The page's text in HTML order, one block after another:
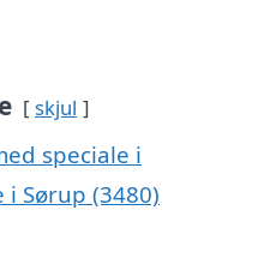
skjul
speciale i
Sørup (3480)